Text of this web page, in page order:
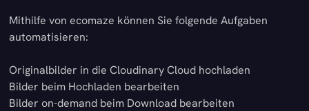
Mithilfe von ecomaze können Sie folgende Aufgaben
automatisieren:
Originalbilder in die Cloudinary Cloud hochladen
Bilder beim Hochladen bearbeiten
Bilder on-demand beim Download bearbeiten